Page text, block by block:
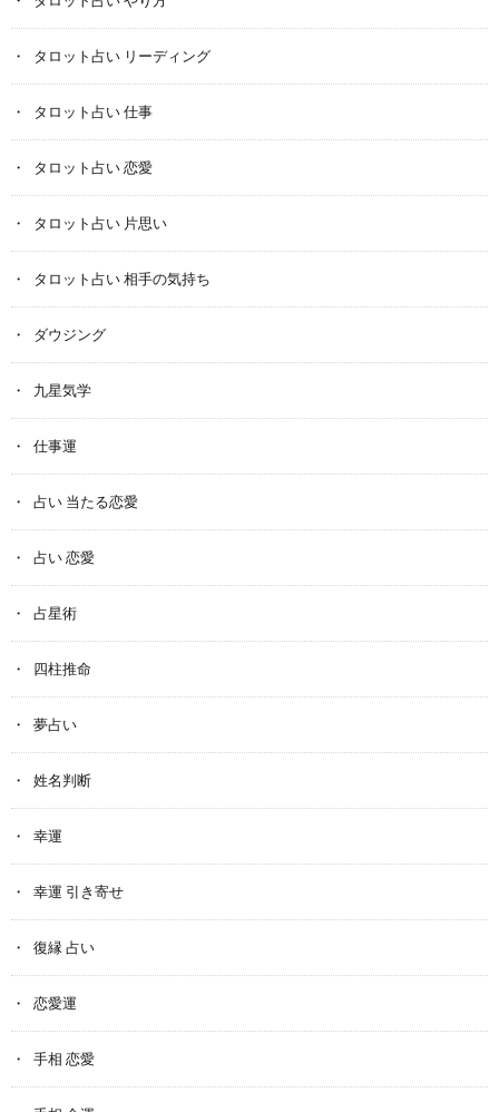
タロット占い リーディング
タロット占い 仕事
タロット占い 恋愛
タロット占い 片思い
タロット占い 相手の気持ち
ダウジング
九星気学
仕事運
占い 当たる恋愛
占い 恋愛
占星術
四柱推命
夢占い
姓名判断
幸運
幸運 引き寄せ
復縁 占い
恋愛運
手相 恋愛